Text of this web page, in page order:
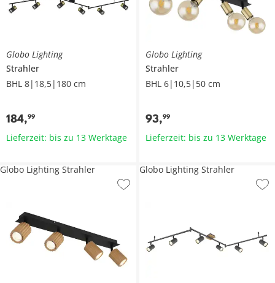
Globo Lighting
Strahler
BHL 8|18,5|180 cm
184,99
Lieferzeit: bis zu 13 Werktage
Globo Lighting
Strahler
BHL 6|10,5|50 cm
93,99
Lieferzeit: bis zu 13 Werktage
Globo Lighting Strahler Globo Lighting Strahler